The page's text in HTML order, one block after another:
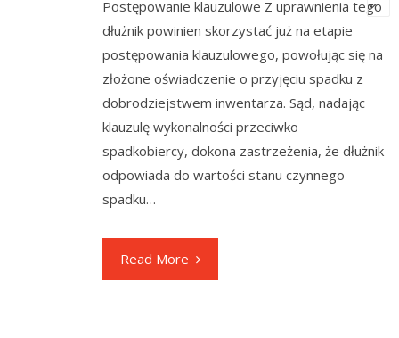
Postępowanie klauzulowe Z uprawnienia tego
dłużnik powinien skorzystać już na etapie
postępowania klauzulowego, powołując się na
złożone oświadczenie o przyjęciu spadku z
dobrodziejstwem inwentarza. Sąd, nadając
klauzulę wykonalności przeciwko
spadkobiercy, dokona zastrzeżenia, że dłużnik
odpowiada do wartości stanu czynnego
spadku…
Read More